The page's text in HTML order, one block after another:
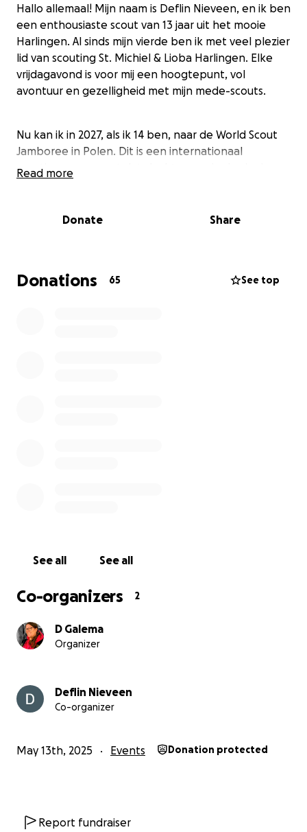
Hallo allemaal! Mijn naam is Deflin Nieveen, en ik ben
een enthousiaste scout van 13 jaar uit het mooie
Harlingen. Al sinds mijn vierde ben ik met veel plezier
lid van scouting St. Michiel & Lioba Harlingen. Elke
vrijdagavond is voor mij een hoogtepunt, vol
avontuur en gezelligheid met mijn mede-scouts.
Nu kan ik in 2027, als ik 14 ben, naar de World Scout
Jamboree in Polen. Dit is een internationaal
scoutingevenement dat slechts eens in de vier jaar
ervaring om nieuwe culturen te ontdekken,
Read more
Donate Share
Donations 65 See top
See all See all
Co-organizers 2
D Galema
Organizer
Deflin Nieveen
Co-organizer
May 13th, 2025 Events Donation protected
Report fundraiser